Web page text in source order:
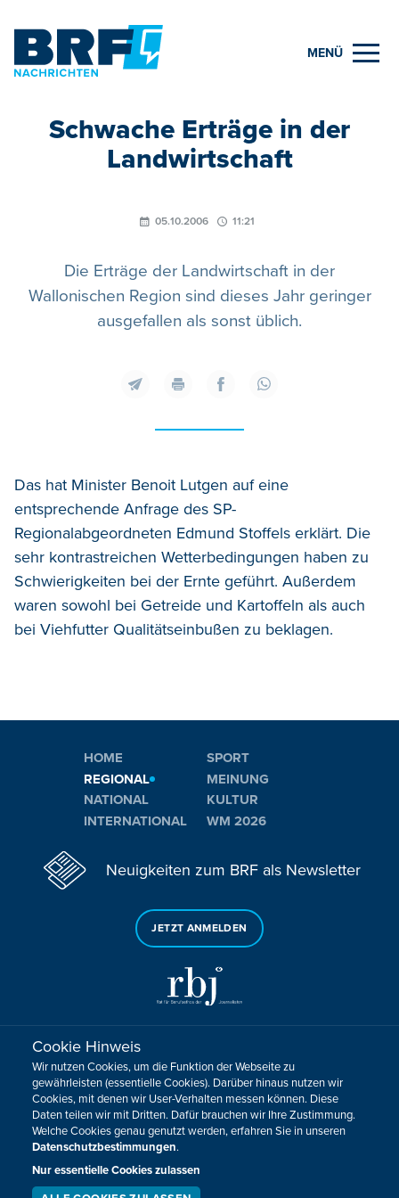
MENÜ
Schwache Erträge in der
Landwirtschaft
05.10.2006 11:21
Die Erträge der Landwirtschaft in der
Wallonischen Region sind dieses Jahr geringer
ausgefallen als sonst üblich.
Das hat Minister Benoit Lutgen auf eine
entsprechende Anfrage des SP-
Regionalabgeordneten Edmund Stoffels erklärt. Die
sehr kontrastreichen Wetterbedingungen haben zu
Schwierigkeiten bei der Ernte geführt. Außerdem
waren sowohl bei Getreide und Kartoffeln als auch
bei Viehfutter Qualitätseinbußen zu beklagen.
HOME
REGIONAL
NATIONAL
INTERNATIONAL
SPORT
MEINUNG
KULTUR
WM 2026
Neuigkeiten zum BRF als Newsletter
JETZT ANMELDEN
Sie haben noch Fragen oder Anmerkungen?
KONTAKTIEREN SIE UNS!
Impressum Datenschutz Kontakt
Barrierefreiheit
Cookie-Zustimmung anpassen
Design, Konzept & Programmierung:
Cookie Hinweis
Wir nutzen Cookies, um die Funktion der Webseite zu
gewährleisten (essentielle Cookies). Darüber hinaus nutzen wir
Cookies, mit denen wir User-Verhalten messen können. Diese
Daten teilen wir mit Dritten. Dafür brauchen wir Ihre Zustimmung.
Welche Cookies genau genutzt werden, erfahren Sie in unseren
Datenschutzbestimmungen.
Nur essentielle Cookies zulassen